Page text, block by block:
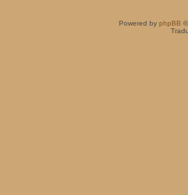
Powered by phpBB